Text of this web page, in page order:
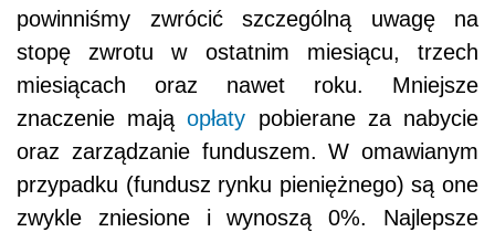
powinniśmy zwrócić szczególną uwagę na
stopę zwrotu w ostatnim miesiącu, trzech
miesiącach oraz nawet roku. Mniejsze
znaczenie mająopłaty pobierane za nabycie
oraz zarządzanie funduszem. W omawianym
przypadku (fundusz rynku pieniężnego) są one
zwykle zniesione i wynoszą 0%. Najlepsze